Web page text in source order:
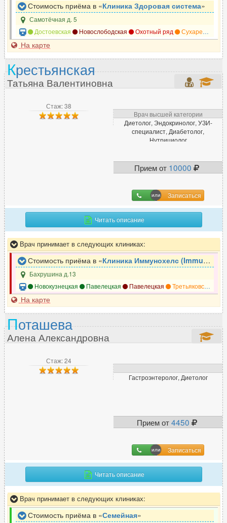
Стоимость приёма в «Клиника Здоровая система»
Самотёчная д. 5
Достоевская
Новослободская Охотный ряд Сухаревская
На карте
Стаж: 38
Врач высшей категории
Диетолог, Эндокринолог, УЗИ-
специалист, Диабетолог,
Нутрициолог
Прием от 10000
Записаться
Крестьянская
Татьяна Валентиновна
Читать описание
Врач принимает в следующих клиниках:
Стоимость приёма в «Клиника Иммунохелс (ImmunoHealth)
Бахрушина д.13
Новокузнецкая
Павелецкая Павелецкая Третьяковская
На карте
Стаж: 24
Гастроэнтеролог, Диетолог
Прием от4450
Записаться
Поташева
Алена Александровна
Читать описание
Врач принимает в следующих клиниках:
Стоимость приёма в «Семейная»